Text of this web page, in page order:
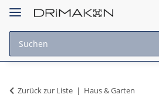
Zurück zur Liste Haus & Garten